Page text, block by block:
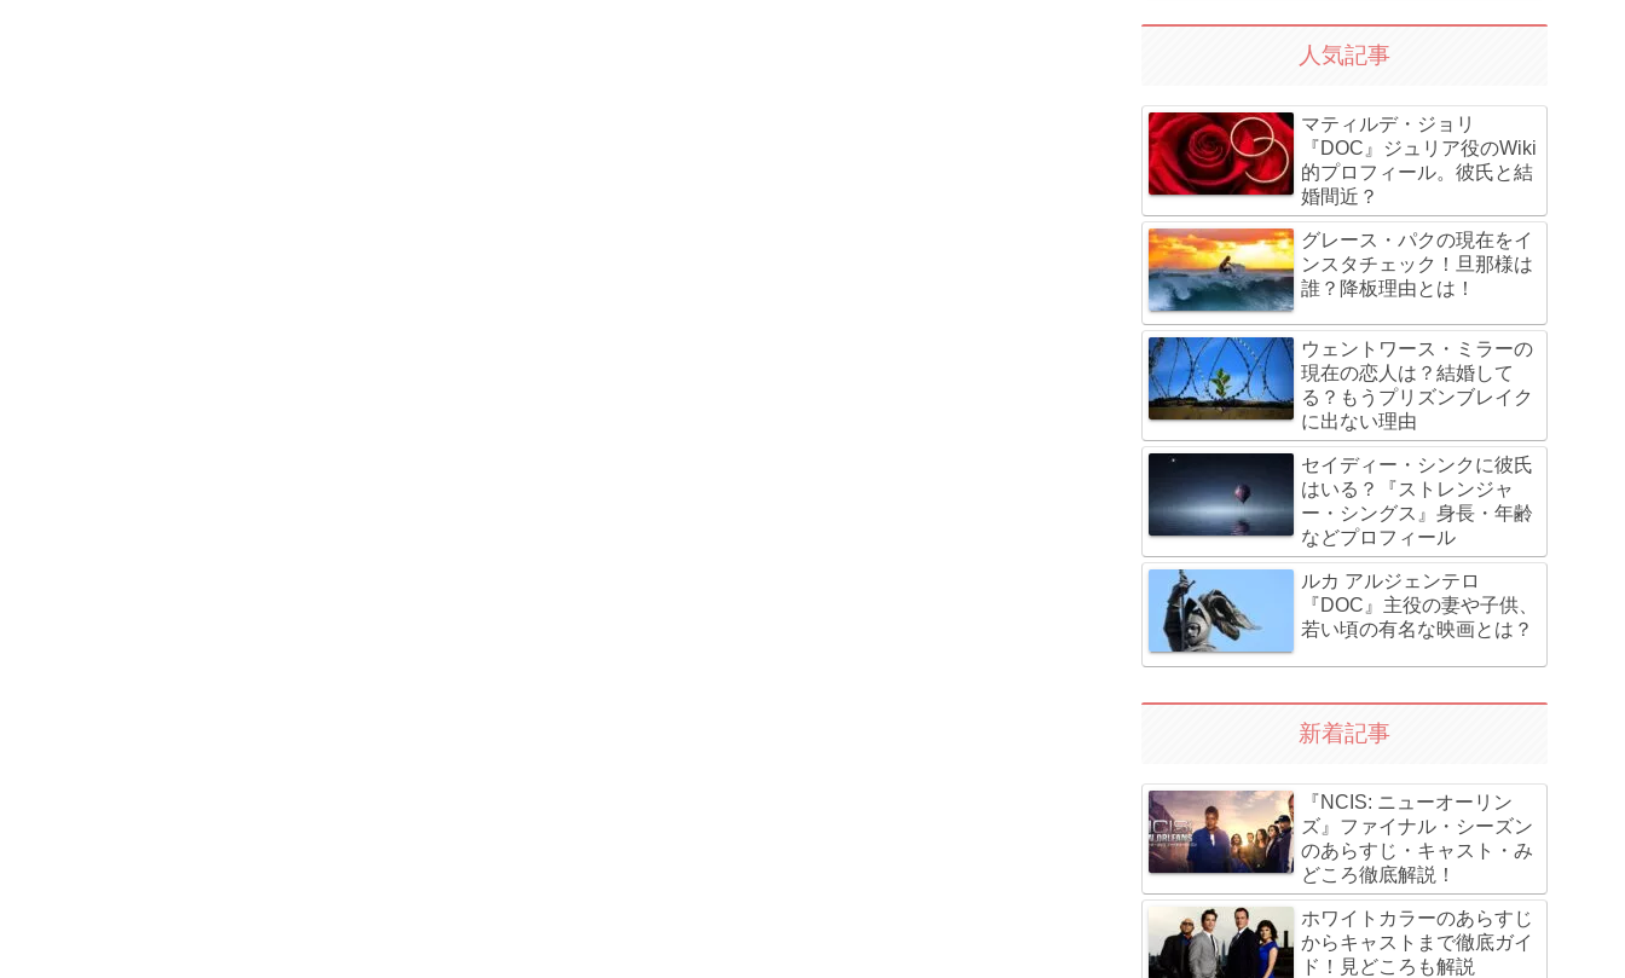
人気記事
マティルデ・ジョリ
『DOC』ジュリア役のWiki
的プロフィール。彼氏と結
婚間近？
グレース・パクの現在をイ
ンスタチェック！旦那様は
誰？降板理由とは！
ウェントワース・ミラーの
現在の恋人は？結婚して
る？もうプリズンブレイク
に出ない理由
セイディー・シンクに彼氏
はいる？『ストレンジャ
ー・シングス』身長・年齢
などプロフィール
ルカ アルジェンテロ
『DOC』主役の妻や子供、
若い頃の有名な映画とは？
新着記事
『NCIS: ニューオーリン
ズ』ファイナル・シーズン
のあらすじ・キャスト・み
どころ徹底解説！
ホワイトカラーのあらすじ
からキャストまで徹底ガイ
ド！見どころも解説